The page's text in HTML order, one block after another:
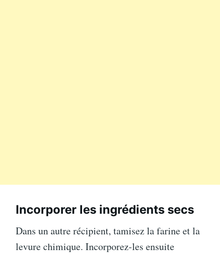
Incorporer les ingrédients secs
Dans un autre récipient, tamisez la farine et la
levure chimique. Incorporez-les ensuite